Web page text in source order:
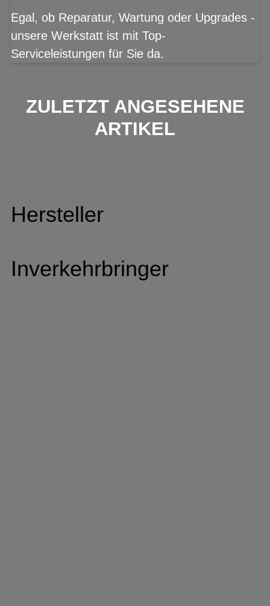
Egal, ob Reparatur, Wartung oder Upgrades -
unsere Werkstatt ist mit Top-
Serviceleistungen für Sie da.
ZULETZT ANGESEHENE
ARTIKEL
Hersteller
Inverkehrbringer